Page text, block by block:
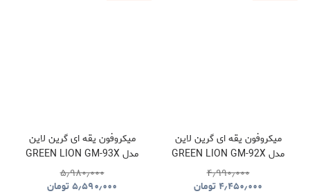
میکروفون یقه ای گرین لاین
مدل GREEN LION GM-92X
GNGM92XWMBK
۴٫۹۹۰٫۰۰۰
۴٫۴۵۰٫۰۰۰ تومان
میکروفون یقه ای گرین لاین
مدل GREEN LION GM-93X
GNGM93XMICBK
۵٫۹۸۰٫۰۰۰
۵٫۵۹۰٫۰۰۰تومان